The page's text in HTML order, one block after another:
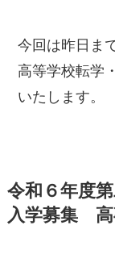
今回は昨日ま
高等学校転学
いたします。
令和６年度
入学募集 高